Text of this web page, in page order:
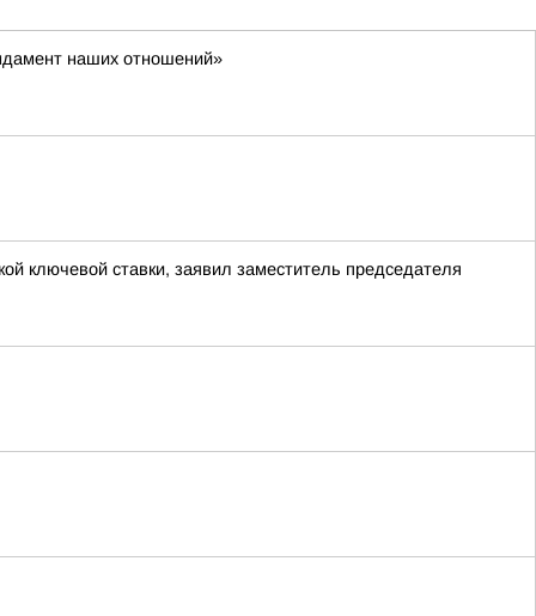
наших отношений»
ключевой ставки, заявил заместитель председателя